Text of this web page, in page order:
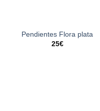
Pendientes Flora plata
25€